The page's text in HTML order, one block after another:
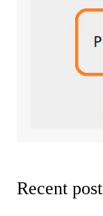
Recent post